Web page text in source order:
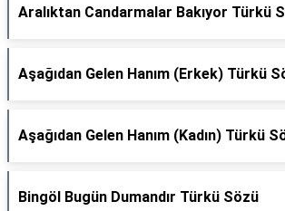
Aralıktan Candarmalar Bakıyor Türkü
Aşağıdan Gelen Hanım (Erkek) Türkü
Aşağıdan Gelen Hanım (Kadın) Türkü
Bingöl Bugün Dumandır Türkü Sözü